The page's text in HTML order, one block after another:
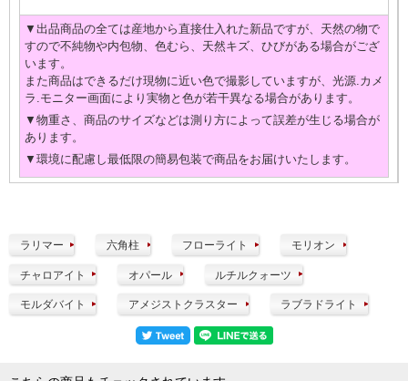
▼出品商品の全ては産地から直接仕入れた新品ですが、天然の物で
すので不純物や内包物、色むら、天然キズ、ひびがある場合がござ
います。
また商品はできるだけ現物に近い色で撮影していますが、光源.カメ
ラ.モニター画面により実物と色が若干異なる場合があります。
▼物重さ、商品のサイズなどは測り方によって誤差が生じる場合が
あります。
▼環境に配慮し最低限の簡易包装で商品をお届けいたします。
ラリマー 六角柱 フローライト モリオン
チャロアイト オパール ルチルクォーツ
モルダバイト アメジストクラスター ラブラドライト